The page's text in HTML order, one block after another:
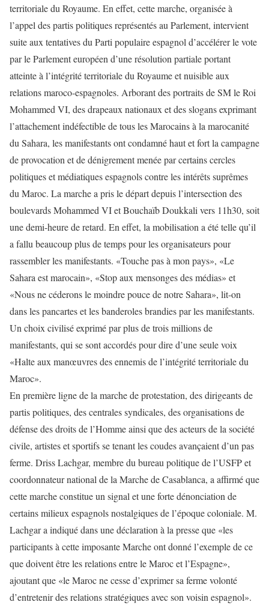
territoriale du Royaume. En effet, cette marche, organisée à
l’appel des partis politiques représentés au Parlement, intervient
suite aux tentatives du Parti populaire espagnol d’accélérer le vote
par le Parlement européen d’une résolution partiale portant
atteinte à l’intégrité territoriale du Royaume et nuisible aux
relations maroco-espagnoles. Arborant des portraits de SM le Roi
Mohammed VI, des drapeaux nationaux et des slogans exprimant
l’attachement indéfectible de tous les Marocains à la marocanité
du Sahara, les manifestants ont condamné haut et fort la campagne
de provocation et de dénigrement menée par certains cercles
politiques et médiatiques espagnols contre les intérêts suprêmes
du Maroc. La marche a pris le départ depuis l’intersection des
boulevards Mohammed VI et Bouchaïb Doukkali vers 11h30, soit
une demi-heure de retard. En effet, la mobilisation a été telle qu’il
a fallu beaucoup plus de temps pour les organisateurs pour
rassembler les manifestants. «Touche pas à mon pays», «Le
Sahara est marocain», «Stop aux mensonges des médias» et
«Nous ne céderons le moindre pouce de notre Sahara», lit-on
dans les pancartes et les banderoles brandies par les manifestants.
Un choix civilisé exprimé par plus de trois millions de
manifestants, qui se sont accordés pour dire d’une seule voix
«Halte aux manœuvres des ennemis de l’intégrité territoriale du
Maroc».
En première ligne de la marche de protestation, des dirigeants de
partis politiques, des centrales syndicales, des organisations de
défense des droits de l’Homme ainsi que des acteurs de la société
civile, artistes et sportifs se tenant les coudes avançaient d’un pas
ferme. Driss Lachgar, membre du bureau politique de l’USFP et
coordonnateur national de la Marche de Casablanca, a affirmé que
cette marche constitue un signal et une forte dénonciation de
certains milieux espagnols nostalgiques de l’époque coloniale. M.
Lachgar a indiqué dans une déclaration à la presse que «les
participants à cette imposante Marche ont donné l’exemple de ce
que doivent être les relations entre le Maroc et l’Espagne»,
ajoutant que «le Maroc ne cesse d’exprimer sa ferme volonté
d’entretenir des relations stratégiques avec son voisin espagnol».